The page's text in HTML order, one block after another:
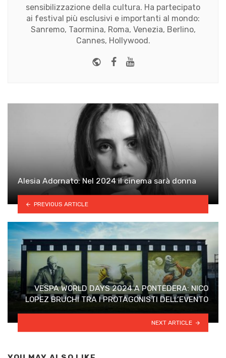
sensibilizzazione della cultura. Ha partecipato
ai festival più esclusivi e importanti al mondo:
Sanremo, Taormina, Roma, Venezia, Berlino,
Cannes, Hollywood.
Website
Facebook
Youtube
Alesia Adornato: Nel 2024 il cinema sarà donna
PREVIOUS ARTICLE
VESPA WORLD DAYS 2024 A PONTEDERA: NICO
LOPEZ BRUCHI TRA I PROTAGONISTI DELL’EVENTO
NEXT ARTICLE